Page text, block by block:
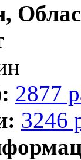
2877
3246